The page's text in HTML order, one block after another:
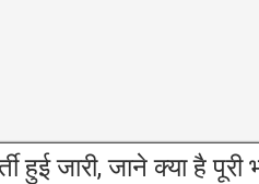
हुई जारी, जाने क्या है